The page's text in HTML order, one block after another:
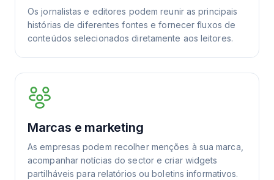
Os jornalistas e editores podem reunir as principais
histórias de diferentes fontes e fornecer fluxos de
conteúdos selecionados diretamente aos leitores.
Marcas e marketing
As empresas podem recolher menções à sua marca,
acompanhar notícias do sector e criar widgets
partilháveis para relatórios ou boletins informativos.